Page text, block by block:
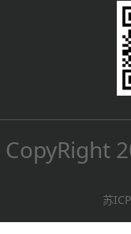
CopyRight
苏